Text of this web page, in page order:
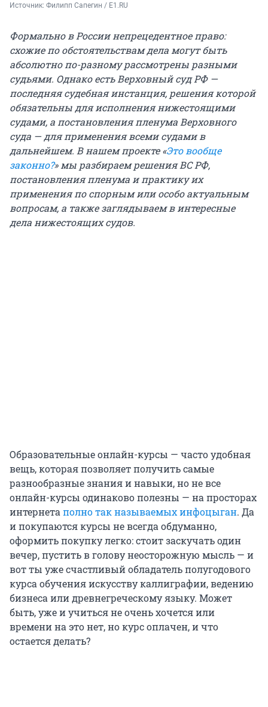
Источник: Филипп Сапегин / E1.RU
Формально в России непрецедентное право:
схожие по обстоятельствам дела могут быть
абсолютно по-разному рассмотрены разными
судьями. Однако есть Верховный суд РФ —
последняя судебная инстанция, решения которой
обязательны для исполнения нижестоящими
судами, а постановления пленума Верховного
суда — для применения всеми судами в
дальнейшем. В нашем проекте «Это вообще
законно?» мы разбираем решения ВС РФ,
постановления пленума и практику их
применения по спорным или особо актуальным
вопросам, а также заглядываем в интересные
дела нижестоящих судов.
Образовательные онлайн-курсы — часто удобная
вещь, которая позволяет получить самые
разнообразные знания и навыки, но не все
онлайн-курсы одинаково полезны — на просторах
интернета полно так называемых инфоцыган. Да
и покупаются курсы не всегда обдуманно,
оформить покупку легко: стоит заскучать один
вечер, пустить в голову неосторожную мысль — и
вот ты уже счастливый обладатель полугодового
курса обучения искусству каллиграфии, ведению
бизнеса или древнегреческому языку. Может
быть, уже и учиться не очень хочется или
времени на это нет, но курс оплачен, и что
остается делать?